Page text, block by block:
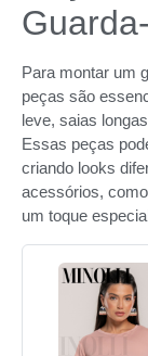
Para montar um
peças são
leve, saias
Essas peças
criando looks
acessórios,
um toque